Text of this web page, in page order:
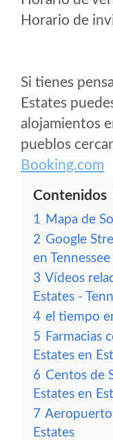
Horario de
Si tienes
Estates
alojamientos
pueblos
Booking.com
Contenidos
1 Mapa de
2 Google
en
3 Vídeos
Estates -
4 el tiempo
5 Farmacias
Estates en
6 Centos de
Estates en
7
Estates